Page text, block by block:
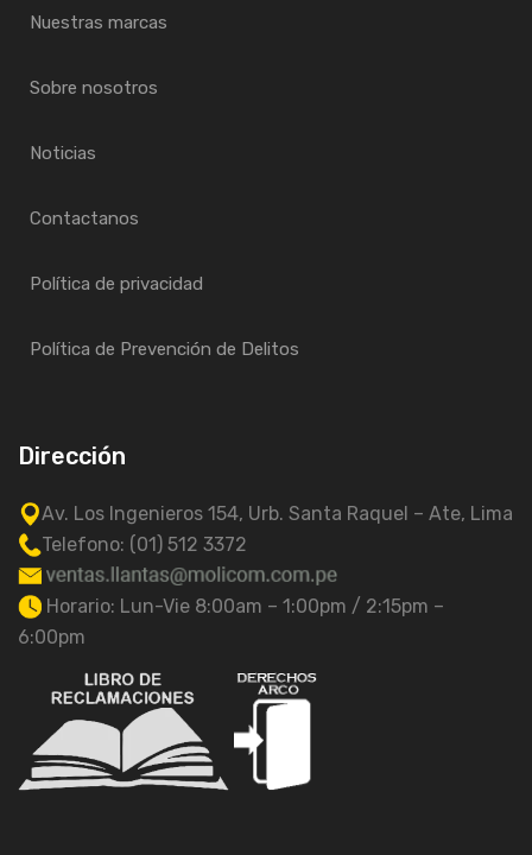
Nuestras marcas
Sobre nosotros
Noticias
Contactanos
Política de privacidad
Política de Prevención de Delitos
Dirección
Av. Los Ingenieros 154, Urb. Santa Raquel – Ate, Lima
Telefono: (01) 512 3372
Horario: Lun-Vie 8:00am – 1:00pm / 2:15pm –
6:00pm